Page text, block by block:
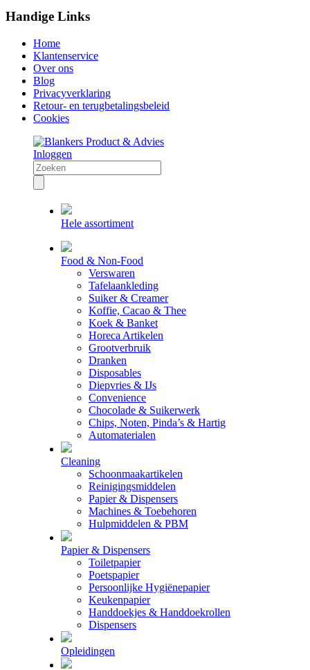
Handige Links
Home
Klantenservice
Over ons
Blog
Privacyverklaring
Retour- en terugbetalingsbeleid
Cookies
Inloggen
Hele assortiment
Food & Non-Food
Verswaren
Tafelaankleding
Suiker & Creamer
Koffie, Cacao & Thee
Koek & Banket
Horeca Artikelen
Grootverbruik
Dranken
Disposables
Diepvries & IJs
Convenience
Chocolade & Suikerwerk
Chips, Noten, Pinda’s & Hartig
Automaterialen
Cleaning
Schoonmaakartikelen
Reinigingsmiddelen
Papier & Dispensers
Machines & Toebehoren
Hulpmiddelen & PBM
Papier & Dispensers
Toiletpapier
Poetspapier
Persoonlijke Hygiënepapier
Keukenpapier
Handdoekjes & Handdoekrollen
Dispensers
Opleidingen